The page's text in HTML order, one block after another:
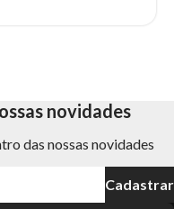
novidades
das nossas novidades
Cadastrar